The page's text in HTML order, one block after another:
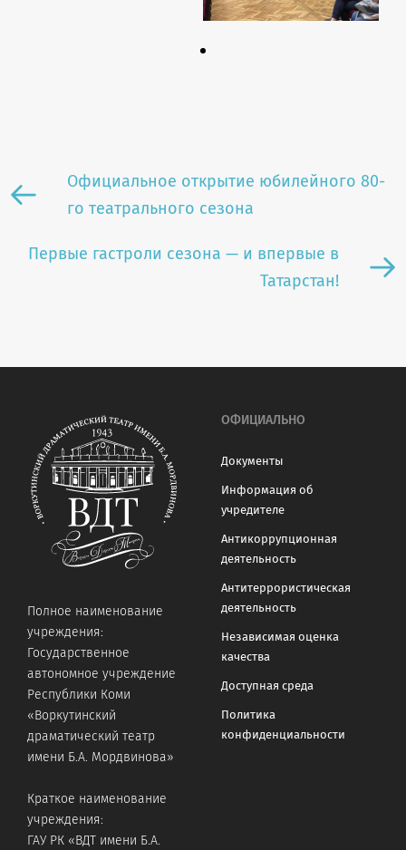
Официальное открытие юбилейного 80-
го театрального сезона
Первые гастроли сезона — и впервые в
Татарстан!
Полное наименование
учреждения:
Государственное
автономное учреждение
Республики Коми
«Воркутинский
драматический театр
имени Б.А. Мордвинова»
Краткое наименование
учреждения:
ГАУ РК «ВДТ имени Б.А.
ОФИЦИАЛЬНО
Документы
Информация об
учредителе
Антикоррупционная
деятельность
Антитеррористическая
деятельность
Независимая оценка
качества
Доступная среда
Политика
конфиденциальности